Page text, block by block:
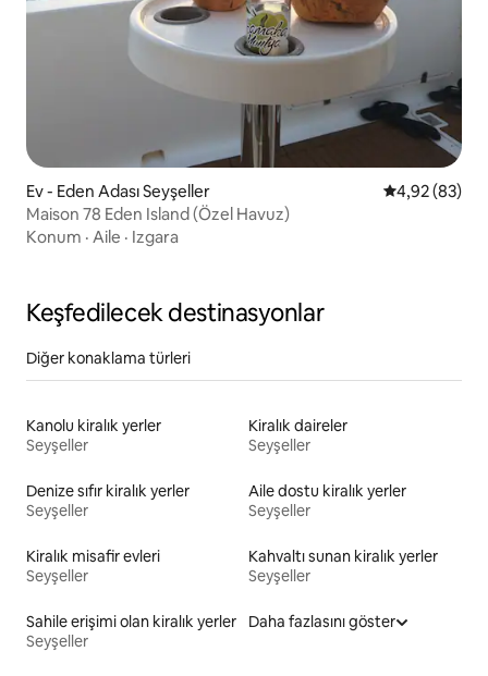
Ev - Eden Adası Seyşeller 5 üzerinden
4,92 (83)
Maison 78 Eden Island (Özel Havuz)
Konum · Aile · Izgara
Keşfedilecek destinasyonlar
Diğer konaklama türleri
Kanolu kiralık yerler
Seyşeller
Kiralık daireler
Seyşeller
Denize sıfır kiralık yerler
Seyşeller
Aile dostu kiralık yerler
Seyşeller
Kiralık misafir evleri
Seyşeller
Kahvaltı sunan kiralık yerler
Seyşeller
Sahile erişimi olan kiralık yerler
Seyşeller
Daha fazlasını göster